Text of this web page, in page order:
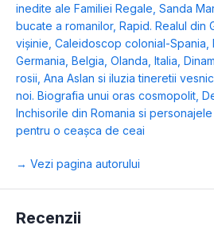
inedite ale Familiei Regale Sanda
bucate a romanilor, Rapid. Realul din
vișinie Caleidoscop colonial-Spania,
Germania, Belgia, Olanda, Italia
rosii Ana Aslan si iluzia tineretii
noi. Biografia unui oras cosmopolit
Inchisorile din Romania si
pentru o ceașca de ceai
→ Vezi pagina autorului
Recenzii